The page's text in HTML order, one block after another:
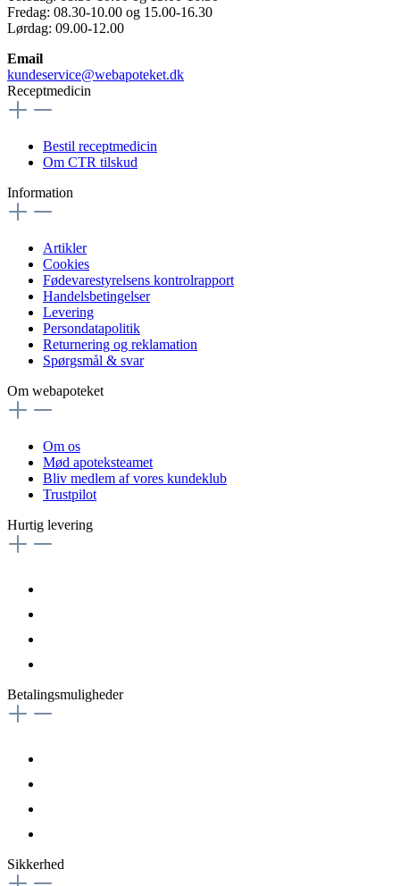
Fredag: 08.30-10.00 og 15.00-16.30
Lørdag: 09.00-12.00
Email
kundeservice@webapoteket.dk
Receptmedicin
Bestil receptmedicin
Om CTR tilskud
Information
Artikler
Cookies
Fødevarestyrelsens kontrolrapport
Handelsbetingelser
Levering
Persondatapolitik
Returnering og reklamation
Spørgsmål & svar
Om webapoteket
Om os
Mød apoteksteamet
Bliv medlem af vores kundeklub
Trustpilot
Hurtig levering
Betalingsmuligheder
Sikkerhed